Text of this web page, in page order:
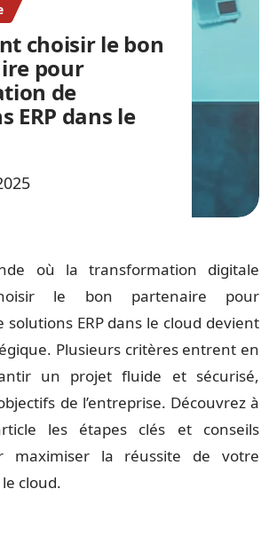
choisir le bon
pour
de
ERP dans le
où la transformation digitale
le bon partenaire pour
solutions ERP dans le cloud devient
Plusieurs critères entrent en
un projet fluide et sécurisé,
de l’entreprise. Découvrez à
les étapes clés et conseils
maximiser la réussite de votre
cloud.